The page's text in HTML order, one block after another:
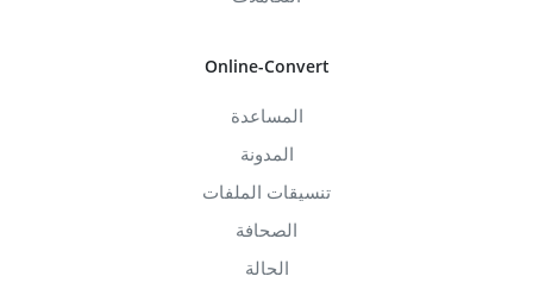
Online-Convert
المساعدة
المدونة
تنسيقات الملفات
الصحافة
الحالة